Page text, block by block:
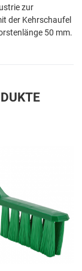
zur
der Kehrschaufel
50 mm.